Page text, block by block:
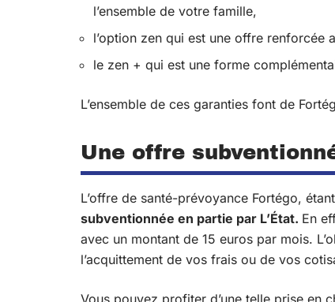
l’ensemble de votre famille,
l’option zen qui est une offre renforcée
le zen + qui est une forme
L’ensemble de ces garanties font de
Une offre
L’offre de santé-prévoyance Fortégo,
subventionnée en partie par L’État. En
avec un montant de 15 euros par mois.
l’acquittement de vos frais ou de vos
Vous pouvez profiter d’une telle prise en